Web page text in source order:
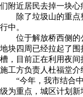
们附近居民去掉一块心
除了垃圾山的重
行中。
位于解放桥西侧的
地块四周已经拉起了
槽，目前正在利用夜间
施工方负责人杜福堂介
“今年，我市结合
级为重点，城区计划新